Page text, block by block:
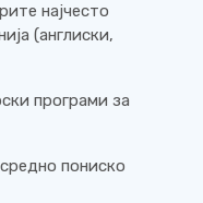
најчесто
(англиски,
програми за
пониско